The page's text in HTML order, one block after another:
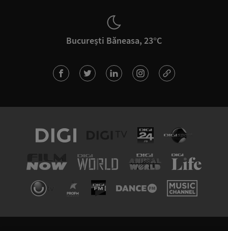
București Băneasa, 23°C